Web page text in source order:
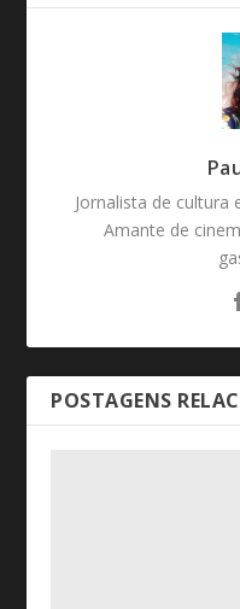
Jornalista de
Amante de
POSTAGENS